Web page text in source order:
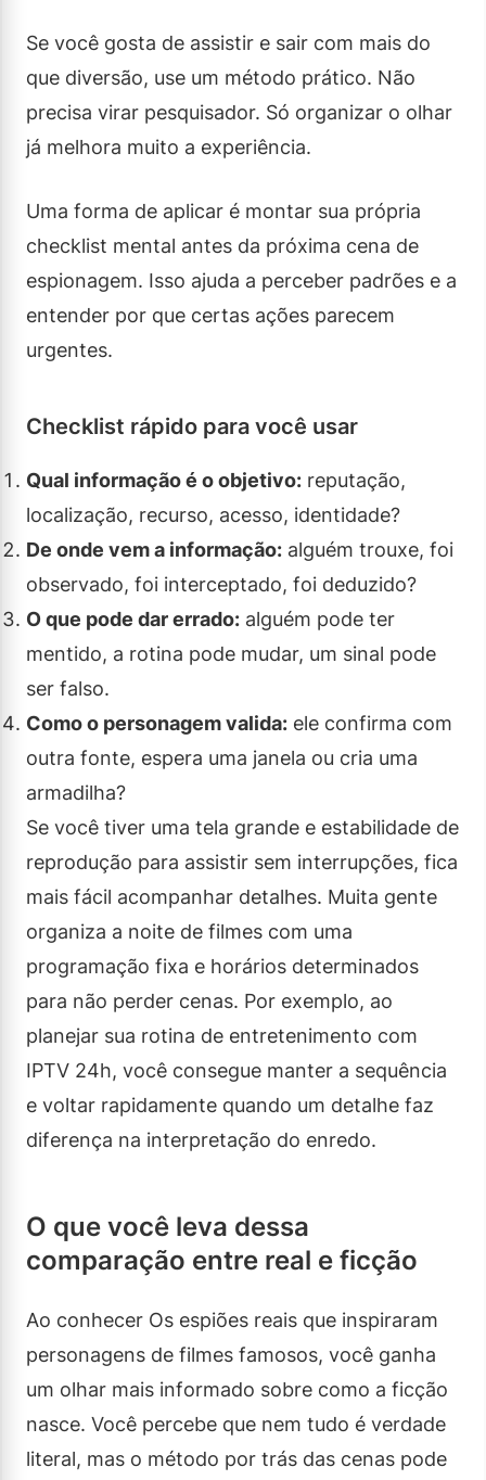
Se você gosta de assistir e sair com mais do
que diversão, use um método prático. Não
precisa virar pesquisador. Só organizar o olhar
já melhora muito a experiência.
Uma forma de aplicar é montar sua própria
checklist mental antes da próxima cena de
espionagem. Isso ajuda a perceber padrões e a
entender por que certas ações parecem
urgentes.
Checklist rápido para você usar
Qual informação é o objetivo: reputação,
localização, recurso, acesso, identidade?
De onde vem a informação: alguém trouxe, foi
observado, foi interceptado, foi deduzido?
O que pode dar errado: alguém pode ter
mentido, a rotina pode mudar, um sinal pode
ser falso.
Como o personagem valida: ele confirma com
outra fonte, espera uma janela ou cria uma
armadilha?
Se você tiver uma tela grande e estabilidade de
reprodução para assistir sem interrupções, fica
mais fácil acompanhar detalhes. Muita gente
organiza a noite de filmes com uma
programação fixa e horários determinados
para não perder cenas. Por exemplo, ao
planejar sua rotina de entretenimento com
IPTV 24h, você consegue manter a sequência
e voltar rapidamente quando um detalhe faz
diferença na interpretação do enredo.
O que você leva dessa
comparação entre real e ficção
Ao conhecer Os espiões reais que inspiraram
personagens de filmes famosos, você ganha
um olhar mais informado sobre como a ficção
nasce. Você percebe que nem tudo é verdade
literal, mas o método por trás das cenas pode